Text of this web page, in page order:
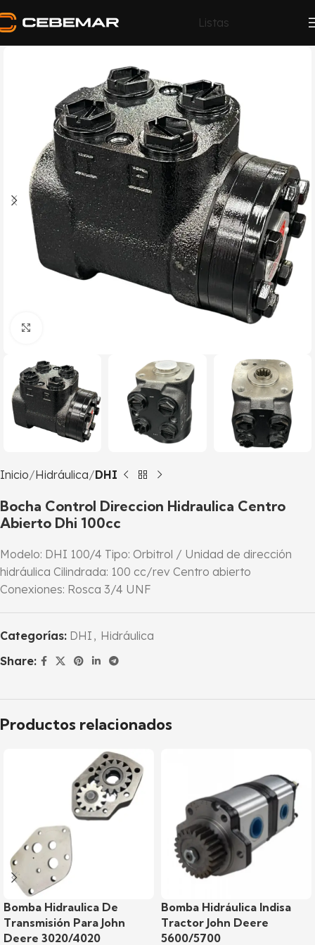
Listas
Inicio Hidráulica DHI
Bocha Control Direccion Hidraulica Centro
Abierto Dhi 100cc
Modelo: DHI 100/4 Tipo: Orbitrol / Unidad de dirección
hidráulica Cilindrada: 100 cc/rev Centro abierto
Conexiones: Rosca 3/4 UNF
Categorías: DHI , Hidráulica
Share:
Productos relacionados
Bomba Hidraulica De
Transmisión Para John
Deere 3020/4020
Bomba Hidráulica Indisa
Tractor John Deere
5600/5700